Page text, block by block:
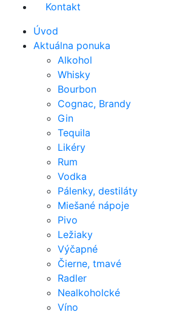
Kontakt
Úvod
Aktuálna ponuka
Alkohol
Whisky
Bourbon
Cognac, Brandy
Gin
Tequila
Likéry
Rum
Vodka
Pálenky, destiláty
Miešané nápoje
Pivo
Ležiaky
Výčapné
Čierne, tmavé
Radler
Nealkoholcké
Víno